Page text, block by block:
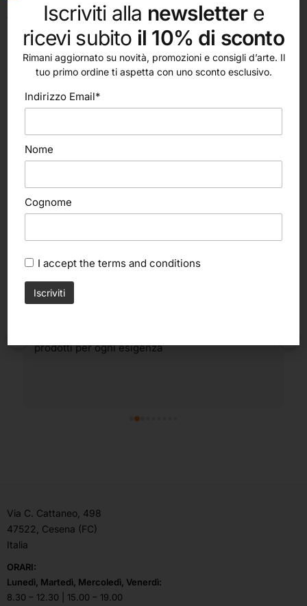
Aggiungi al carrello
Colorobbia
€
Aggiungi al carrello
Colorobbia
18 (Colorobbia)
Basato su 199 recensioni
lascia una recensione su
7 mesi fa
prodotti per ogni esigenza
Via C. Cattaneo, 498
47522, Cesena (FC)
Italia
ORARI:
Lunedì, Martedì, Mercoledì, Venerdì:
8.30 – 12.30 | 15.00 – 19.00
Iscriviti alla newslettere
ricevi subito il 10% di sconto
Rimani aggiornato su novità, promozioni e consigli d’arte. Il
tuo primo ordine ti aspetta con uno sconto esclusivo.
Indirizzo Email*
Nome
Cognome
I accept the terms and conditions